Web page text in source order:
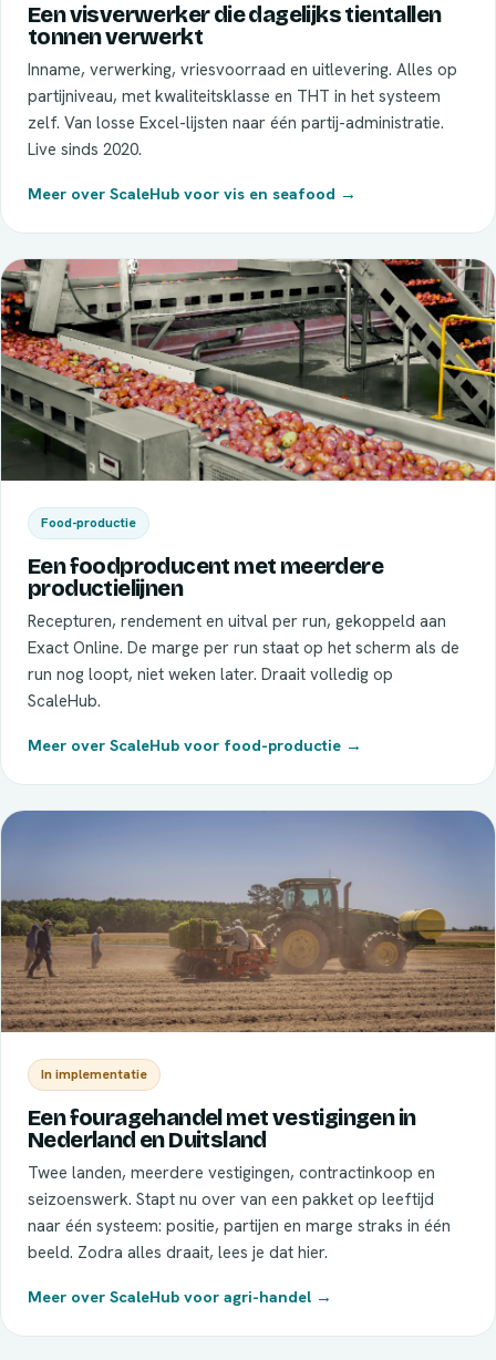
Een visverwerker die dagelijks tientallen
tonnen verwerkt
Inname, verwerking, vriesvoorraad en uitlevering. Alles op
partijniveau, met kwaliteitsklasse en THT in het systeem
zelf. Van losse Excel-lijsten naar één partij-administratie.
Live sinds 2020.
Meer over ScaleHub voor vis en seafood →
Food-productie
Een foodproducent met meerdere
productielijnen
Recepturen, rendement en uitval per run, gekoppeld aan
Exact Online. De marge per run staat op het scherm als de
run nog loopt, niet weken later. Draait volledig op
ScaleHub.
Meer over ScaleHub voor food-productie →
In implementatie
Een fouragehandel met vestigingen in
Nederland en Duitsland
Twee landen, meerdere vestigingen, contractinkoop en
seizoenswerk. Stapt nu over van een pakket op leeftijd
naar één systeem: positie, partijen en marge straks in één
beeld. Zodra alles draait, lees je dat hier.
Meer over ScaleHub voor agri-handel →